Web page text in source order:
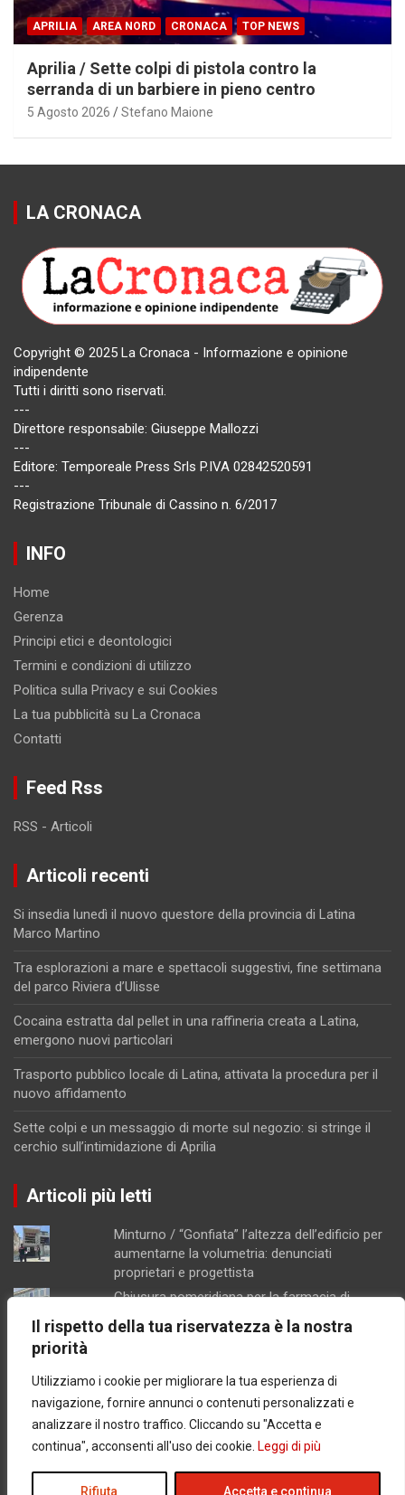
Il rispetto della tua riservatezza è la nostra
priorità
Utilizziamo i cookie per migliorare la tua esperienza di
navigazione, fornire annunci o contenuti personalizzati e
analizzare il nostro traffico. Cliccando su "Accetta e
continua", acconsenti all'uso dei cookie. Leggi di più
Rifiuta Accetta e continua
APRILIA AREA NORD CRONACA TOP NEWS
Aprilia / Sette colpi di pistola contro la
serranda di un barbiere in pieno centro
5 Agosto 2026 Stefano Maione
LA CRONACA
Copyright © 2025 La Cronaca - Informazione e opinione
indipendente
Tutti i diritti sono riservati.
---
Direttore responsabile: Giuseppe Mallozzi
---
Editore: Temporeale Press Srls P.IVA 02842520591
---
Registrazione Tribunale di Cassino n. 6/2017
INFO
Home
Gerenza
Principi etici e deontologici
Termini e condizioni di utilizzo
Politica sulla Privacy e sui Cookies
La tua pubblicità su La Cronaca
Contatti
Feed Rss
RSS - Articoli
Articoli recenti
Si insedia lunedì il nuovo questore della provincia di Latina
Marco Martino
Tra esplorazioni a mare e spettacoli suggestivi, fine settimana
del parco Riviera d’Ulisse
Cocaina estratta dal pellet in una raffineria creata a Latina,
emergono nuovi particolari
Trasporto pubblico locale di Latina, attivata la procedura per il
nuovo affidamento
Sette colpi e un messaggio di morte sul negozio: si stringe il
cerchio sull’intimidazione di Aprilia
Articoli più letti
Minturno / “Gonfiata” l’altezza dell’edificio per
aumentarne la volumetria: denunciati
proprietari e progettista
Chiusura pomeridiana per la farmacia di
Formia, "manca il personale"
Concorsopoli all’Asl di Latina, licenziati
Rainone ed Esposito dopo la sentenza di
primo grado
Latina / Piano del fabbisogno del personale,
17 progressioni verticali